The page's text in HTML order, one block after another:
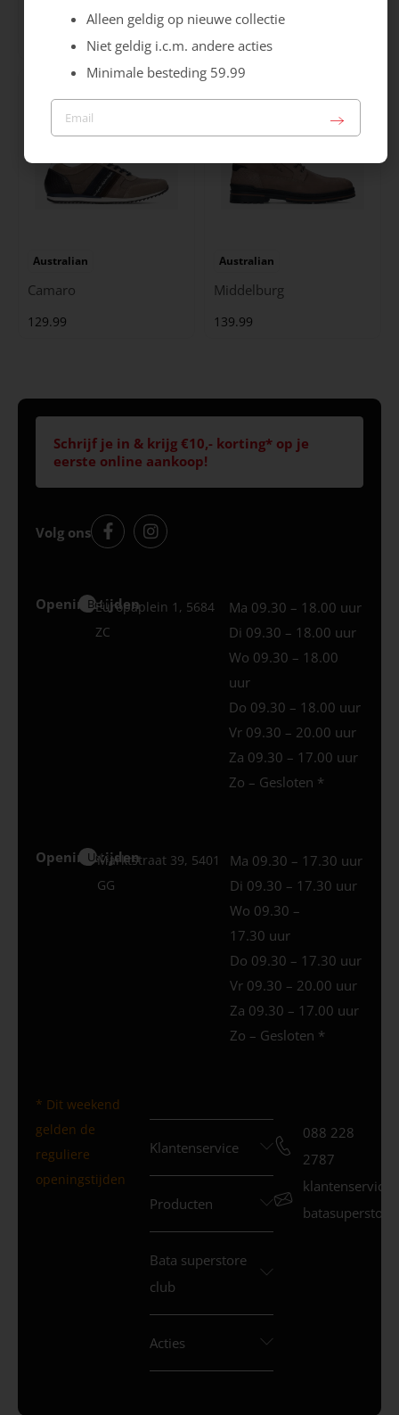
Grants
149.99
Australian
Camaro
129.99
Australian
Middelburg
139.99
Schrijf je in & krijg €10,- korting* op je
eerste online aankoop!
Volg ons
Openingstijden
Best
Europaplein 1, 5684
ZC
Ma 09.30 – 18.00 uur
Di 09.30 – 18.00 uur
Wo 09.30 – 18.00
uur
Do 09.30 – 18.00 uur
Vr 09.30 – 20.00 uur
Za 09.30 – 17.00 uur
Zo – Gesloten *
Openingstijden
Uden
Marktstraat 39, 5401
GG
Ma 09.30 – 17.30 uur
Di 09.30 – 17.30 uur
Wo 09.30 –
17.30 uur
Do 09.30 – 17.30 uur
Vr 09.30 – 20.00 uur
Za 09.30 – 17.00 uur
Zo – Gesloten *
* Dit weekend
gelden de
reguliere
openingstijden
Klantenservice
Producten
Bata superstore
club
Acties
088 228
2787
Alleen geldig op nieuwe collectie
Niet geldig i.c.m. andere acties
Minimale besteding 59.99